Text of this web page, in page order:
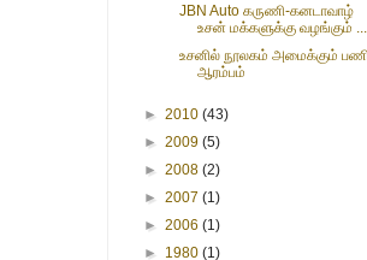
JBN Auto கருணி-கனடாவாழ்
உசன் மக்களுக்கு வழங்கும் ...
உசனில் நூலகம் அமைக்கும் பணி
ஆரம்பம்
► 2010 (43)
► 2009 (5)
► 2008 (2)
► 2007 (1)
► 2006 (1)
► 1980 (1)